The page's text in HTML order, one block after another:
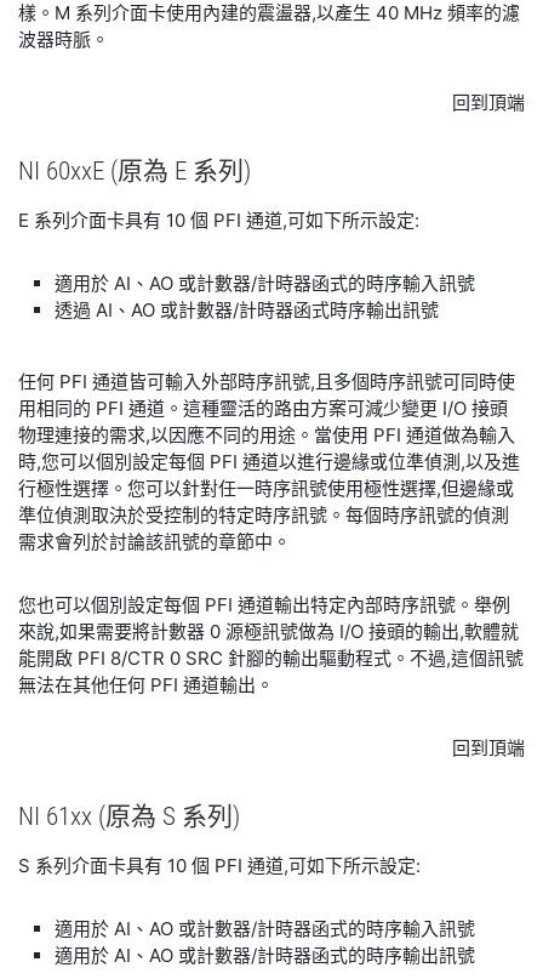
樣。M 系列介面卡使用內建的震盪器,以產生 40 MHz 頻率的濾
波器時脈。
回到頂端
NI 60xxE (原為 E 系列)
E 系列介面卡具有 10 個 PFI 通道,可如下所示設定:
適用於 AI、AO 或計數器/計時器函式的時序輸入訊號
透過 AI、AO 或計數器/計時器函式時序輸出訊號
任何 PFI 通道皆可輸入外部時序訊號,且多個時序訊號可同時使
用相同的 PFI 通道。這種靈活的路由方案可減少變更 I/O 接頭
物理連接的需求,以因應不同的用途。當使用 PFI 通道做為輸入
時,您可以個別設定每個 PFI 通道以進行邊緣或位準偵測,以及進
行極性選擇。您可以針對任一時序訊號使用極性選擇,但邊緣或
準位偵測取決於受控制的特定時序訊號。每個時序訊號的偵測
需求會列於討論該訊號的章節中。
您也可以個別設定每個 PFI 通道輸出特定內部時序訊號。舉例
來說,如果需要將計數器 0 源極訊號做為 I/O 接頭的輸出,軟體就
能開啟 PFI 8/CTR 0 SRC 針腳的輸出驅動程式。不過,這個訊號
無法在其他任何 PFI 通道輸出。
回到頂端
NI 61xx (原為 S 系列)
S 系列介面卡具有 10 個 PFI 通道,可如下所示設定:
適用於 AI、AO 或計數器/計時器函式的時序輸入訊號
適用於 AI、AO 或計數器/計時器函式的時序輸出訊號